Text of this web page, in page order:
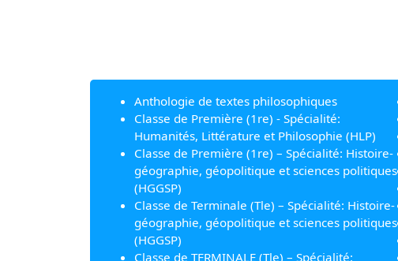
Anthologie de textes philosophiques
Classe de Première (1re) - Spécialité:
Humanités, Littérature et Philosophie (HLP)
Classe de Première (1re) – Spécialité: Histoire-
géographie, géopolitique et sciences politiques
(HGGSP)
Classe de Terminale (Tle) – Spécialité: Histoire-
géographie, géopolitique et sciences politiques
(HGGSP)
Classe de TERMINALE (Tle) – Spécialité: